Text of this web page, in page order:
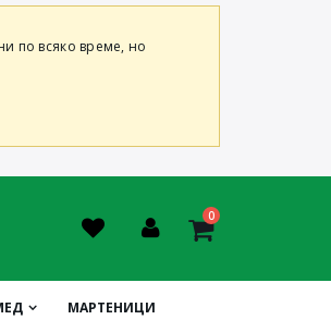
по всяко време, но
0
МАРТЕНИЦИ